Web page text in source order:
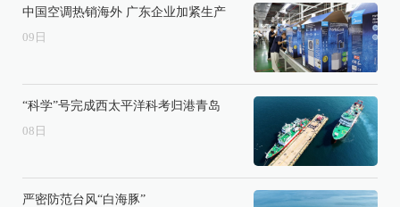
中国空调热销海外 广东企业加紧生产
09 日
“科学”号完成西太平洋科考归港青岛
08 日
严密防范台风“白海豚”